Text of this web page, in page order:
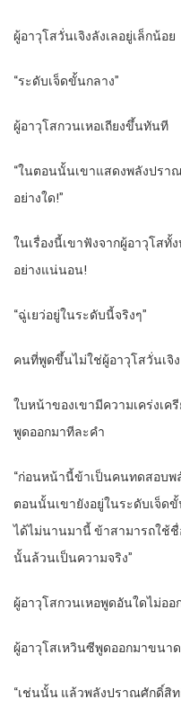
ผู้อาวุโสวั่นเจิงลังเลอยู่เล็กน้อย
“ระดับเจ็ดขั้นกลาง”
ผู้อาวุโสกวนเหอเถียงขึ้นทันที
“ในตอนนั้นเขาแสดงพลังปรา
อย่างใด!”
ในเรื่องนี้เขาฟังจากผู้อาวุโสทั้
อย่างแน่นอน!
“ฉู่เยว่อยู่ในระดับนี้จริงๆ”
คนที่พูดขึ้นไม่ใช่ผู้อาวุโสวั่นเจิ
ใบหน้าของเขามีความเคร่งเค
พูดออกมาทีละคำ
“ก่อนหน้านี้ข้าเป็นคนทดสอบพ
ตอนนั้นเขายังอยู่ในระดับเจ็ด
ได้ไม่นานมานี้ ข้าสามารถใช้ชื่
นั้นล้วนเป็นความจริง”
ผู้อาวุโสกวนเหอพูดอันใดไม่ออ
ผู้อาวุโสเหวินซีพูดออกมาขนา
“เช่นนั้น แล้วพลังปราณศักดิ์สิท